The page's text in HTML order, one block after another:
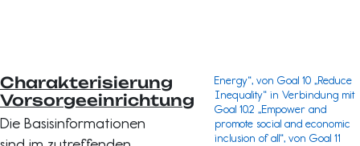
Charakterisierung
Vorsorgeeinrichtung
Die Basisinformationen
Energy“, von Goal 10 „Reduce
Inequality“ in Verbindung mit
Goal 10.2 „Empower and
promote social and economic
inclusion of all“, von Goal 11